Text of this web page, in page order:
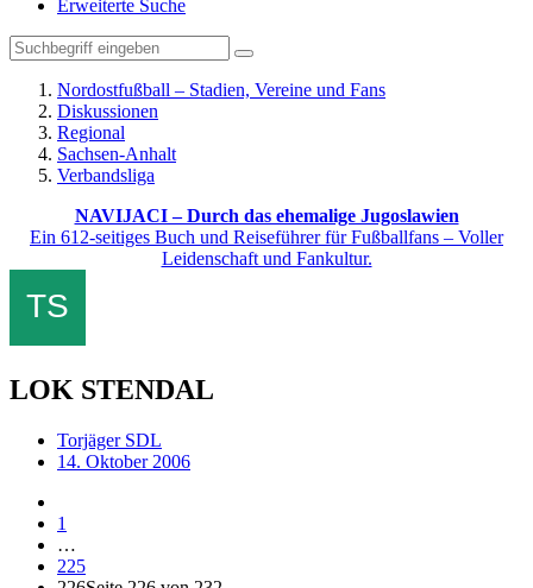
Erweiterte Suche
Nordostfußball – Stadien, Vereine und Fans
Diskussionen
Regional
Sachsen-Anhalt
Verbandsliga
NAVIJACI – Durch das ehemalige Jugoslawien
Ein 612-seitiges Buch und Reiseführer für Fußballfans – Voller
Leidenschaft und Fankultur.
LOK STENDAL
Torjäger SDL
14. Oktober 2006
1
…
225